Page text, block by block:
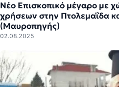
Νέο Επισκοπικό μέγαρο με
χρήσεων στην Πτολεμαΐδα
(Μαυροπηγής)
02.08.2025